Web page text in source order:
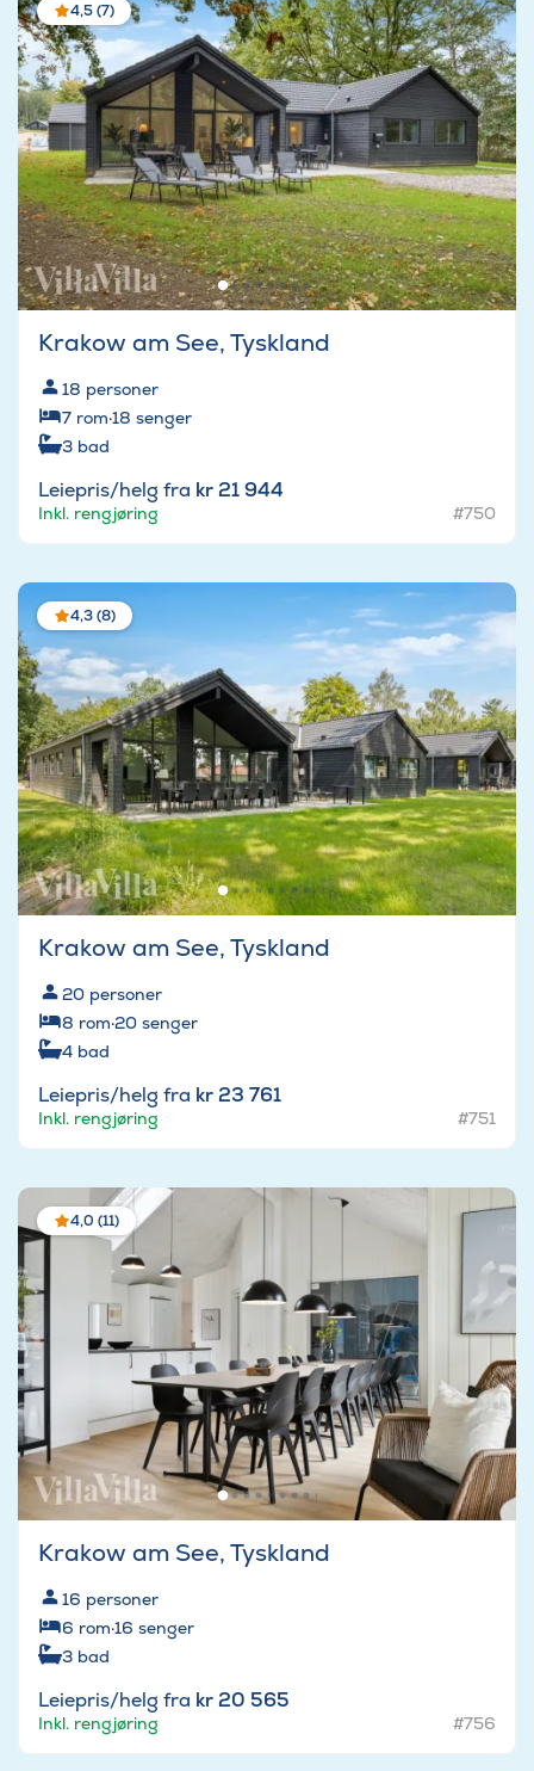
4,5 (7)
Krakow am See, Tyskland
18 personer
7 rom·18 senger
3 bad
Leiepris/helg fra kr 21 944
Inkl. rengjøring #750
4,3 (8)
Krakow am See, Tyskland
20 personer
8 rom·20 senger
4 bad
Leiepris/helg fra kr 23 761
Inkl. rengjøring #751
4,0 (11)
Krakow am See, Tyskland
16 personer
6 rom·16 senger
3 bad
Leiepris/helg fra kr 20 565
Inkl. rengjøring #756